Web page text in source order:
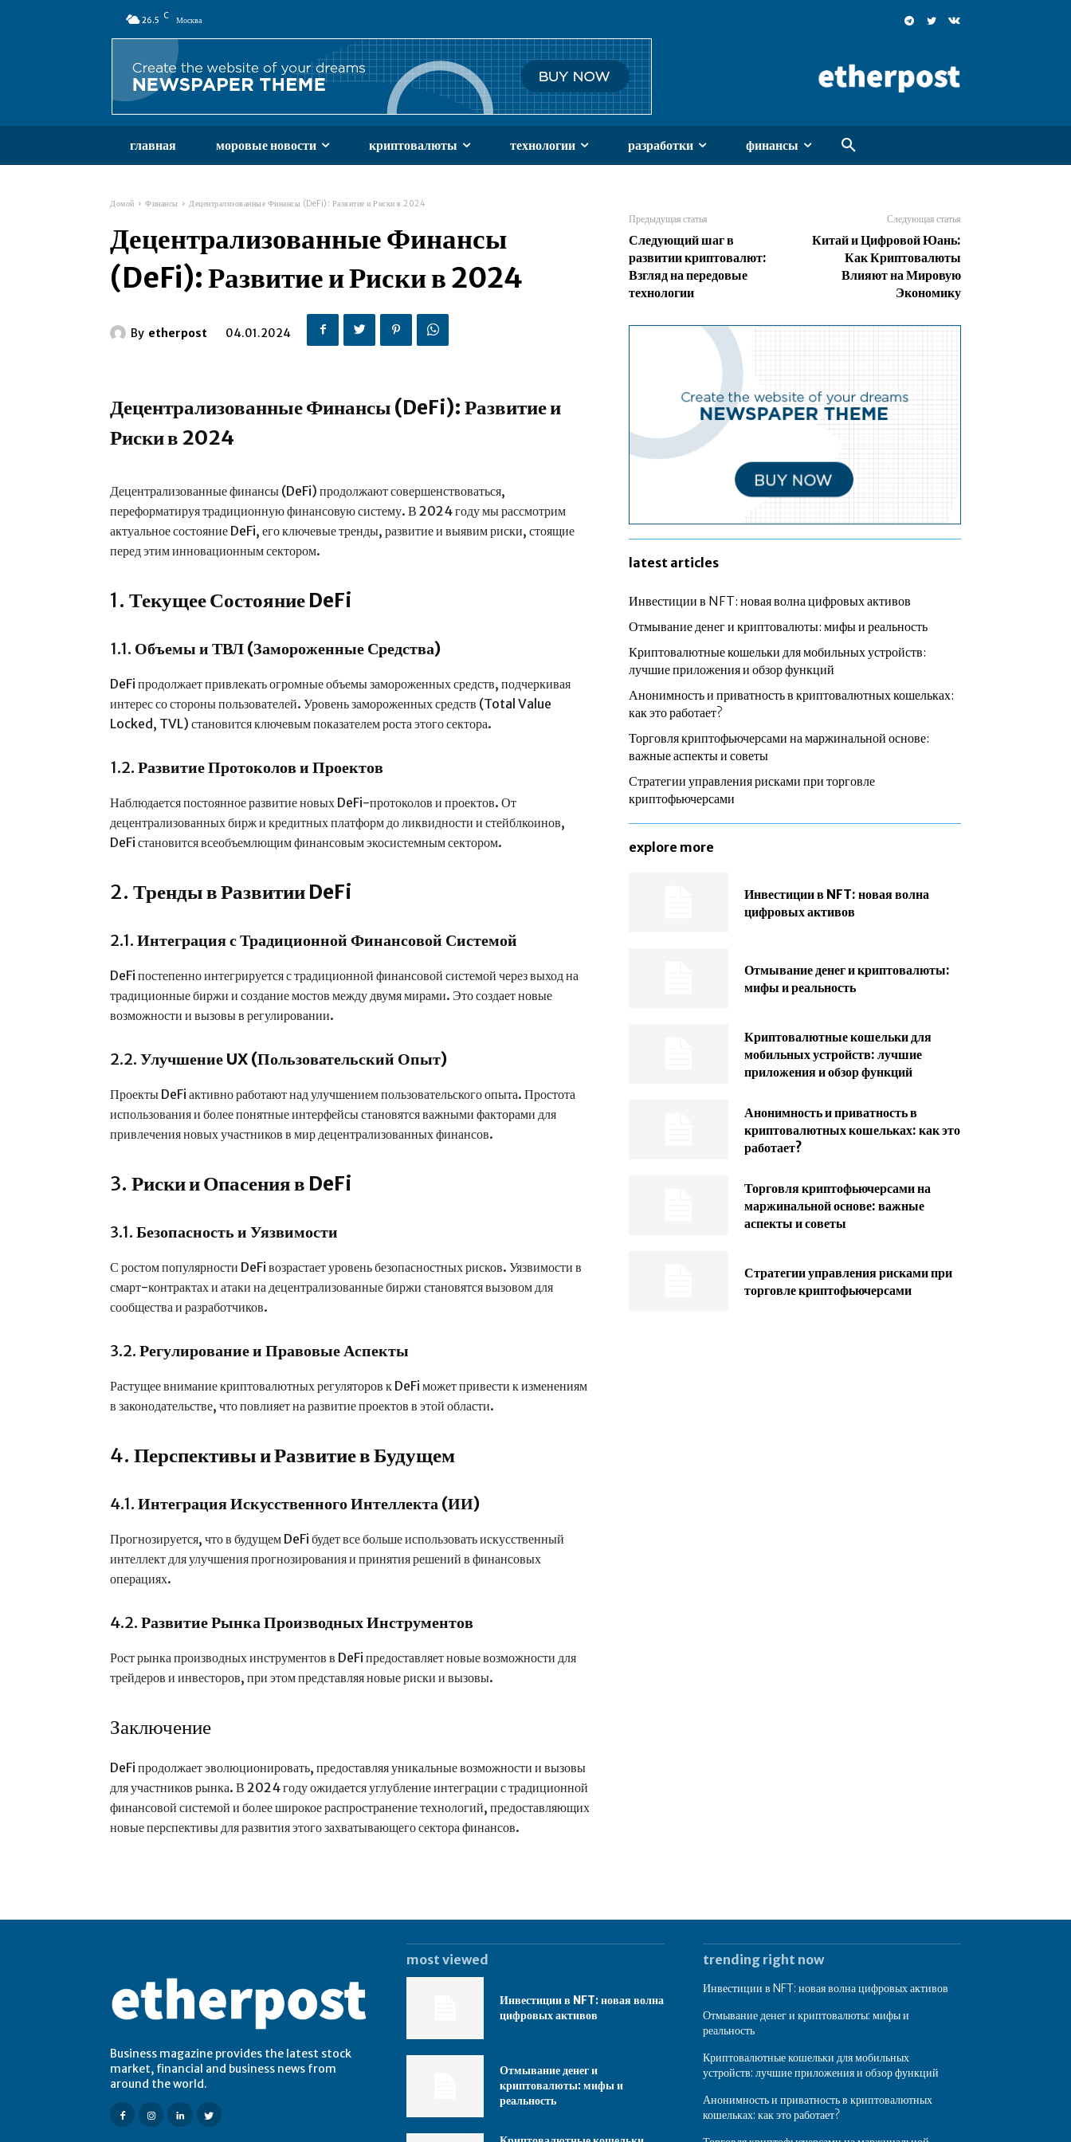
26.5 C Москва
главная моровые новости криптовалюты технологии разработки финансы
Домой Финансы Децентрализованные Финансы (DeFi): Развитие и Риски в 2024
Децентрализованные Финансы
(DeFi): Развитие и Риски в 2024
By etherpost 04.01.2024
Децентрализованные Финансы (DeFi): Развитие и
Риски в 2024
Децентрализованные финансы (DeFi) продолжают совершенствоваться,
переформатируя традиционную финансовую систему. В 2024 году мы рассмотрим
актуальное состояние DeFi, его ключевые тренды, развитие и выявим риски, стоящие
перед этим инновационным сектором.
1. Текущее Состояние DeFi
1.1. Объемы и ТВЛ (Замороженные Средства)
DeFi продолжает привлекать огромные объемы замороженных средств, подчеркивая
интерес со стороны пользователей. Уровень замороженных средств (Total Value
Locked, TVL) становится ключевым показателем роста этого сектора.
1.2. Развитие Протоколов и Проектов
Наблюдается постоянное развитие новых DeFi-протоколов и проектов. От
децентрализованных бирж и кредитных платформ до ликвидности и стейблкоинов,
DeFi становится всеобъемлющим финансовым экосистемным сектором.
2. Тренды в Развитии DeFi
2.1. Интеграция с Традиционной Финансовой Системой
DeFi постепенно интегрируется с традиционной финансовой системой через выход на
традиционные биржи и создание мостов между двумя мирами. Это создает новые
возможности и вызовы в регулировании.
2.2. Улучшение UX (Пользовательский Опыт)
Проекты DeFi активно работают над улучшением пользовательского опыта. Простота
использования и более понятные интерфейсы становятся важными факторами для
привлечения новых участников в мир децентрализованных финансов.
3. Риски и Опасения в DeFi
3.1. Безопасность и Уязвимости
С ростом популярности DeFi возрастает уровень безопасностных рисков. Уязвимости в
смарт-контрактах и атаки на децентрализованные биржи становятся вызовом для
сообщества и разработчиков.
3.2. Регулирование и Правовые Аспекты
Растущее внимание криптовалютных регуляторов к DeFi может привести к изменениям
в законодательстве, что повлияет на развитие проектов в этой области.
4. Перспективы и Развитие в Будущем
4.1. Интеграция Искусственного Интеллекта (ИИ)
Прогнозируется, что в будущем DeFi будет все больше использовать искусственный
интеллект для улучшения прогнозирования и принятия решений в финансовых
операциях.
4.2. Развитие Рынка Производных Инструментов
Рост рынка производных инструментов в DeFi предоставляет новые возможности для
трейдеров и инвесторов, при этом представляя новые риски и вызовы.
Заключение
DeFi продолжает эволюционировать, предоставляя уникальные возможности и вызовы
для участников рынка. В 2024 году ожидается углубление интеграции с традиционной
финансовой системой и более широкое распространение технологий, предоставляющих
новые перспективы для развития этого захватывающего сектора финансов.
Предыдущая статья
Следующий шаг в
развитии криптовалют:
Взгляд на передовые
технологии
Следующая статья
Китай и Цифровой Юань:
Как Криптовалюты
Влияют на Мировую
Экономику
latest articles
Инвестиции в NFT: новая волна цифровых активов
Отмывание денег и криптовалюты: мифы и реальность
Криптовалютные кошельки для мобильных устройств:
лучшие приложения и обзор функций
Анонимность и приватность в криптовалютных кошельках:
как это работает?
Торговля криптофьючерсами на маржинальной основе:
важные аспекты и советы
Стратегии управления рисками при торговле
криптофьючерсами
explore more
Инвестиции в NFT: новая волна
цифровых активов
Отмывание денег и криптовалюты:
мифы и реальность
Криптовалютные кошельки для
мобильных устройств: лучшие
приложения и обзор функций
Анонимность и приватность в
криптовалютных кошельках: как это
работает?
Торговля криптофьючерсами на
маржинальной основе: важные
аспекты и советы
Стратегии управления рисками при
торговле криптофьючерсами
Business magazine provides the latest stock
market, financial and business news from
around the world.
most viewed
Инвестиции в NFT: новая волна
цифровых активов
Отмывание денег и
криптовалюты: мифы и
реальность
trending right now
Инвестиции в NFT: новая волна цифровых активов
Отмывание денег и криптовалюты: мифы и
реальность
Криптовалютные кошельки для мобильных
устройств: лучшие приложения и обзор функций
Анонимность и приватность в криптовалютных
кошельках: как это работает?